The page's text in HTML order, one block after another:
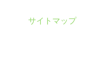
サイトマップ